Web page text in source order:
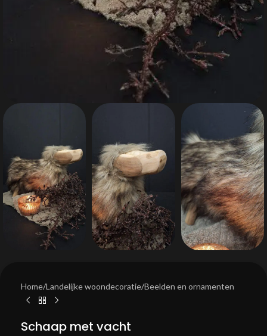
Home/Landelijke woondecoratie/Beelden en ornamenten
Schaap met vacht